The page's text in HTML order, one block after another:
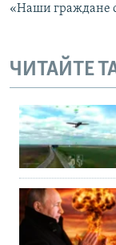
«Наши граждане
ЧИТАЙТЕ